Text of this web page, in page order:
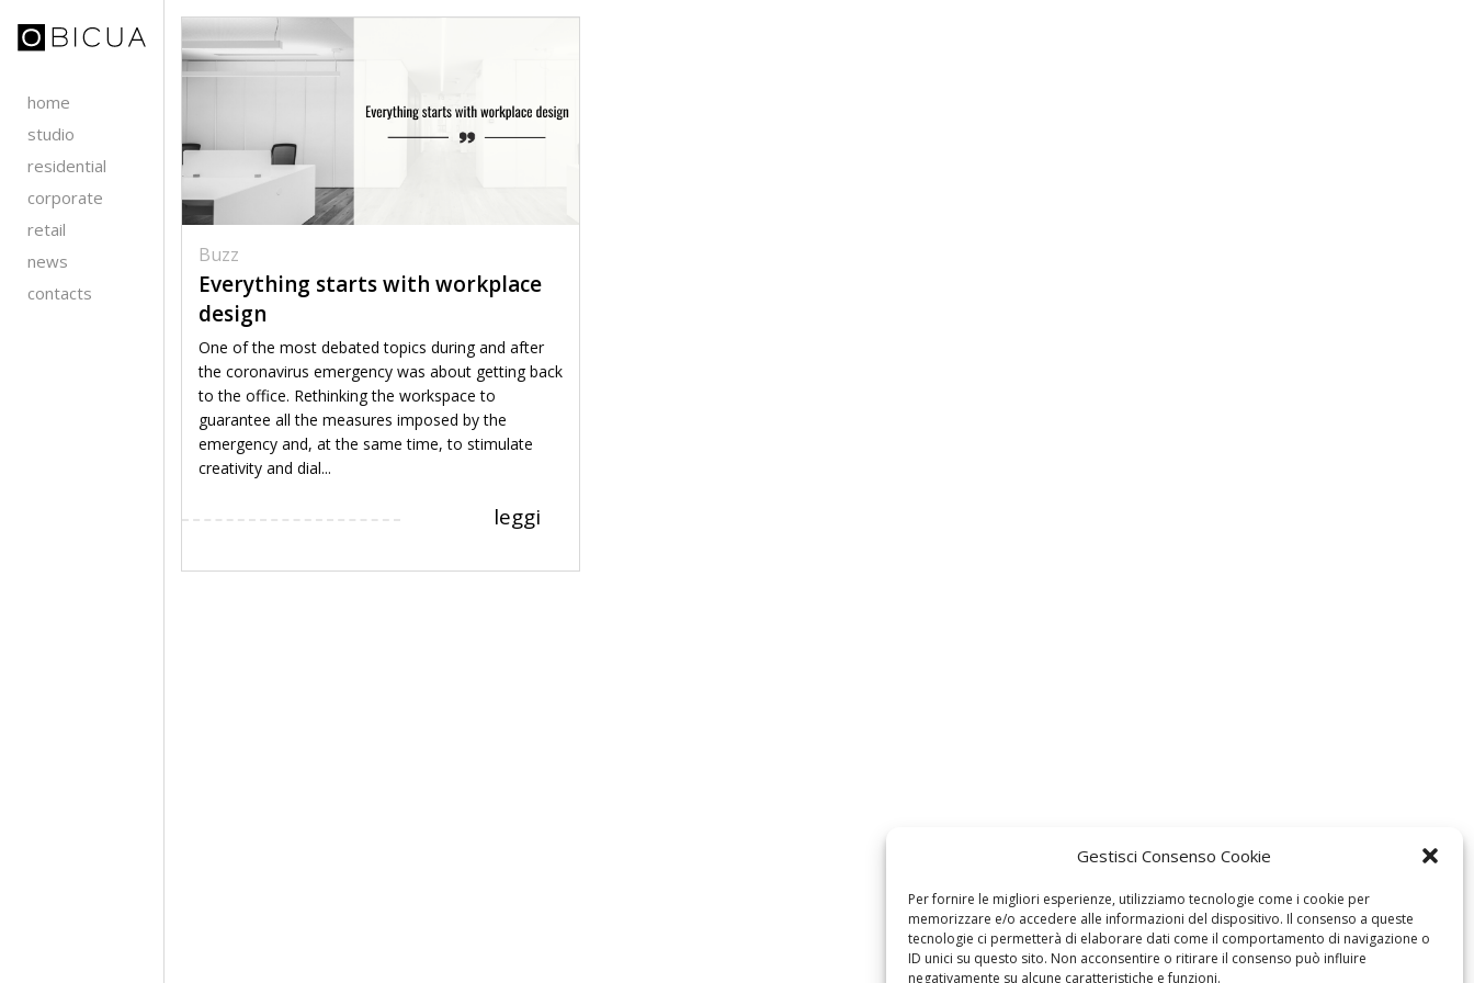
Gestisci Consenso Cookie
Per fornire le migliori esperienze, utilizziamo tecnologie come i cookie per
memorizzare e/o accedere alle informazioni del dispositivo. Il consenso a queste
tecnologie ci permetterà di elaborare dati come il comportamento di navigazione o
ID unici su questo sito. Non acconsentire o ritirare il consenso può influire
negativamente su alcune caratteristiche e funzioni.
home
studio
residential
corporate
retail
news
contacts
Buzz
Everything starts with workplace
design
One of the most debated topics during and after
the coronavirus emergency was about getting back
to the office. Rethinking the workspace to
guarantee all the measures imposed by the
emergency and, at the same time, to stimulate
creativity and dial...
leggi